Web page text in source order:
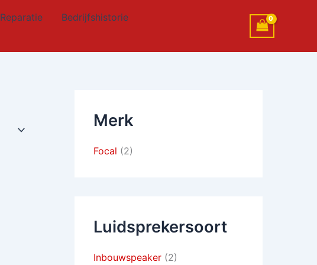
Reparatie
Bedrijfshistorie
Merk
Focal (2)
Luidsprekersoort
Inbouwspeaker (2)